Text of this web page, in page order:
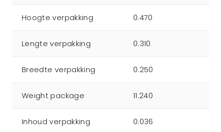
Hoogte verpakking 0.470
Lengte verpakking 0.310
Breedte verpakking 0.250
Weight package 11.240
Inhoud verpakking 0.036